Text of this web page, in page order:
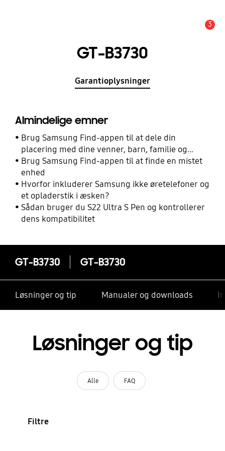
3
GT-B3730
Garantioplysninger
Almindelige emner
Brug Samsung Find-appen til at dele din
placering med dine venner, barn, familie og
andre kontakter
Brug Samsung Find-appen til at finde en mistet
enhed
Hvorfor inkluderer Samsung ikke øretelefoner og
et opladerstik i æsken?
Sådan bruger du S22 Ultra S Pen og kontrollerer
dens kompatibilitet
GT-B3730 GT-B3730
Løsninger og tip Manualer og downloads
Løsninger og tip
Alle FAQ
Filtre